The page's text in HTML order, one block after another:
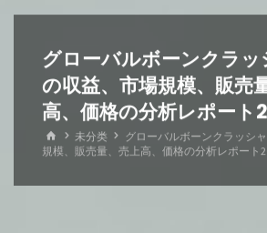
グローバルボーンクラッ
の収益、市場規模、販売
高、価格の分析レポー
ホ
ー
未分类
グローバルボーンクラッシ
規模、販売量、売上高、価格の分析レポート